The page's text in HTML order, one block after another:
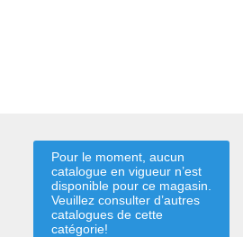
Pour le moment, aucun
catalogue en vigueur n’est
disponible pour ce magasin.
Veuillez consulter d’autres
catalogues de cette
catégorie!